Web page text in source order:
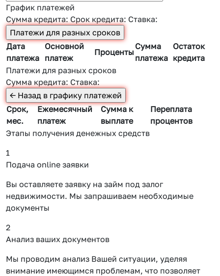
График платежей
Сумма кредита: Срок кредита: Ставка:
Дата
платежа
Основной
платеж
Проценты
Сумма
платежа
Остаток
кредита
Платежи для разных сроков
Сумма кредита: Ставка:
Срок,
мес.
Ежемесячный
платеж
Сумма к
выплате
Переплата
процентов
Этапы получения денежных средств
1
Подача online заявки
Вы оставляете заявку на займ под залог
недвижимости. Мы запрашиваем необходимые
документы
2
Анализ ваших документов
Мы проводим анализ Вашей ситуации, уделяя
внимание имеющимся проблемам, что позволяет